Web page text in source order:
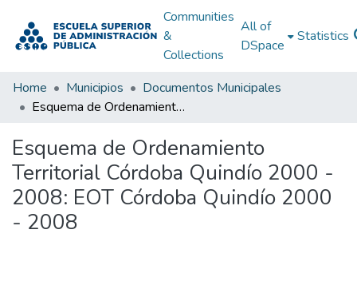
Communities
&
Collections
All of
DSpace
Statistics
Home Municipios
Documentos Municipales
Esquema de Ordenamiento Territorial Córdoba Quindío 2000 - 2008: EOT Córdoba Quindío 2000 - 2008
Esquema de Ordenamiento
Territorial Córdoba Quindío 2000 -
2008: EOT Córdoba Quindío 2000
- 2008